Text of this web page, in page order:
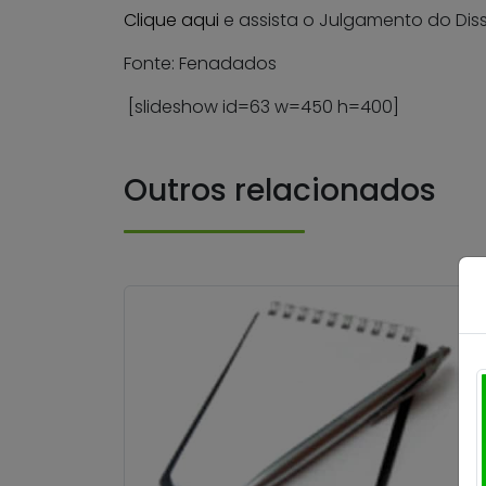
Clique aqui e assista o Julgamento do
Fonte: Fenadados
[slideshow id=63 w=450 h=400]
Outros relacionados